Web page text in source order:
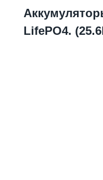
LifePO4.